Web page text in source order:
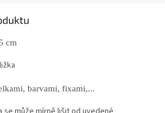
cm
barvami, fixami,...